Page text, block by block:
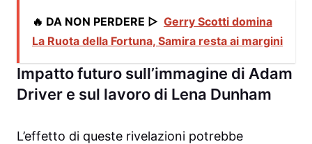
🔥 DA NON PERDERE ▷ Gerry Scotti domina
La Ruota della Fortuna, Samira resta ai margini
Impatto futuro sull’immagine di Adam
Driver e sul lavoro di Lena Dunham
L’effetto di queste rivelazioni potrebbe